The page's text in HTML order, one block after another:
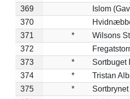
369
Islom
370
371
*
Wilsons
372
373
*
Sortbuget
374
*
Tristan
375
*